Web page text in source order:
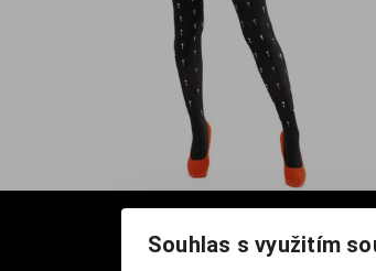
Souhlas s využitím